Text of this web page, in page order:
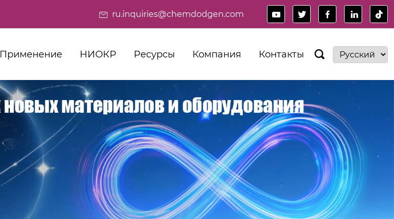
ru.inquiries@chemdodgen.com     
Применение НИОКР Ресурсы Компания Контакты 